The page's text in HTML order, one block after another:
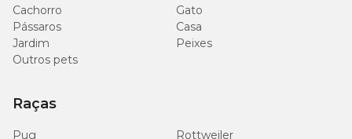
Cachorro
Gato
Pássaros
Casa
Jardim
Peixes
Outros pets
Raças
Pug
Rottweiler